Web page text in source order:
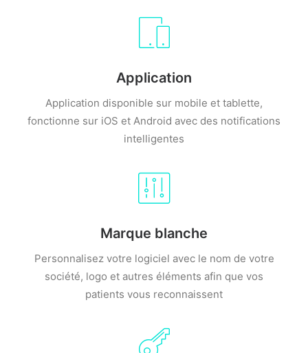
Application
Application disponible sur mobile et tablette,
fonctionne sur iOS et Android avec des notifications
intelligentes
Marque blanche
Personnalisez votre logiciel avec le nom de votre
société, logo et autres éléments afin que vos
patients vous reconnaissent